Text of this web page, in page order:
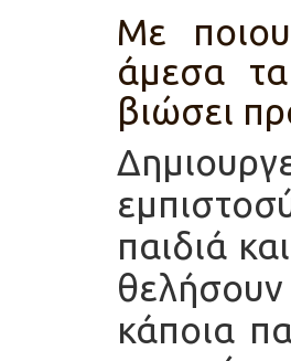
Με
άμεσα
βιώσει
παιδιά
κάποια